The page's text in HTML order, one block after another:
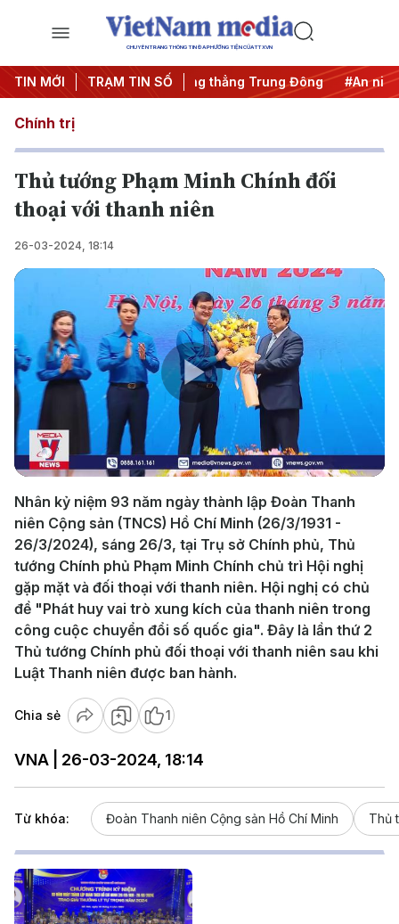
CHUYÊN TRANG THÔNG TIN ĐA PHƯƠNG TIỆN CỦA TTXVN
TIN MỚI TRẠM TIN SỐ
khai thác IUU #Căng thẳng Trung Đông #An ninh năng
Chính trị
Thủ tướng Phạm Minh Chính đối
thoại với thanh niên
26-03-2024, 18:14
Play
Video
Nhân kỷ niệm 93 năm ngày thành lập Đoàn Thanh
niên Cộng sản (TNCS) Hồ Chí Minh (26/3/1931 -
26/3/2024), sáng 26/3, tại Trụ sở Chính phủ, Thủ
tướng Chính phủ Phạm Minh Chính chủ trì Hội nghị
gặp mặt và đối thoại với thanh niên. Hội nghị có chủ
đề "Phát huy vai trò xung kích của thanh niên trong
công cuộc chuyển đổi số quốc gia". Đây là lần thứ 2
Thủ tướng Chính phủ đối thoại với thanh niên sau khi
Luật Thanh niên được ban hành.
Chia sẻ 1
VNA | 26-03-2024, 18:14
Từ khóa: Đoàn Thanh niên Cộng sản Hồ Chí Minh Thủ